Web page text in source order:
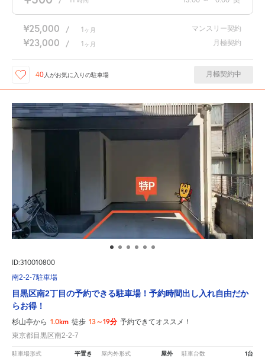
¥25,000 / 1 ヶ月 マンスリー契約
¥23,000 / 1 ヶ月 月極契約
40 人がお気に入りの駐車場 月極契約中
ID:310010800
南2-2-7駐車場
目黒区南2丁目の予約できる駐車場！予約時間出し入れ自由だか
らお得！
杉山亭から 1.0km 徒歩 13～19分 予約できてオススメ！
東京都目黒区南2-2-7
駐車場形式 平置き 屋内外形式 屋外 駐車台数 1台